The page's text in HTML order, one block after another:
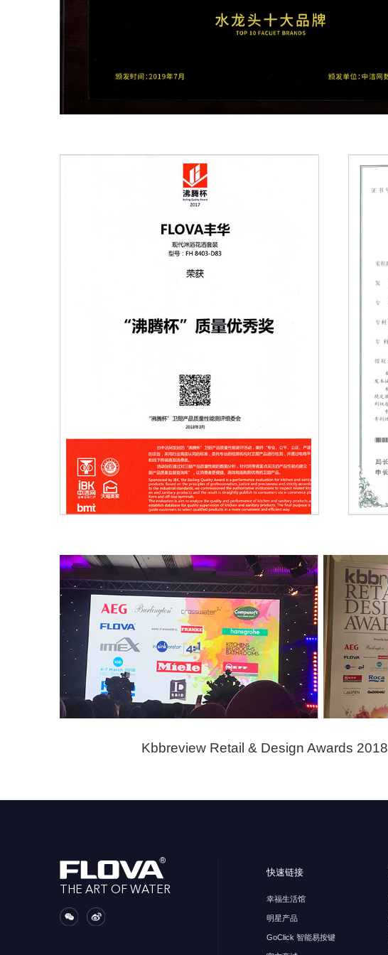
Kbbreview Retail & Design Awards 2018
THE ART OF WATER
快速链接
幸福生活馆
明星产品
GoClick 智能易按键